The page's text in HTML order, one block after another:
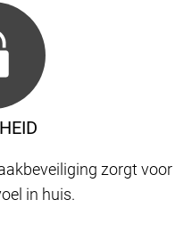
zorgt voor
in huis.